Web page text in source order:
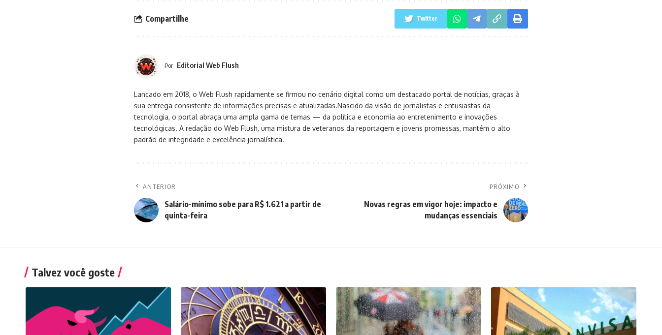
Compartilhe Twitter
Por Editorial Web Flush
Lançado em 2018, o Web Flush rapidamente se firmou no cenário digital como um destacado portal de notícias, graças à
sua entrega consistente de informações precisas e atualizadas.Nascido da visão de jornalistas e entusiastas da
tecnologia, o portal abraça uma ampla gama de temas — da política e economia ao entretenimento e inovações
tecnológicas. A redação do Web Flush, uma mistura de veteranos da reportagem e jovens promessas, mantém o alto
padrão de integridade e excelência jornalística.
ANTERIOR
Salário-mínimo sobe para R$ 1.621 a partir de
quinta-feira
PRÓXIMO
Novas regras em vigor hoje: impacto e
mudanças essenciais
Talvez você goste